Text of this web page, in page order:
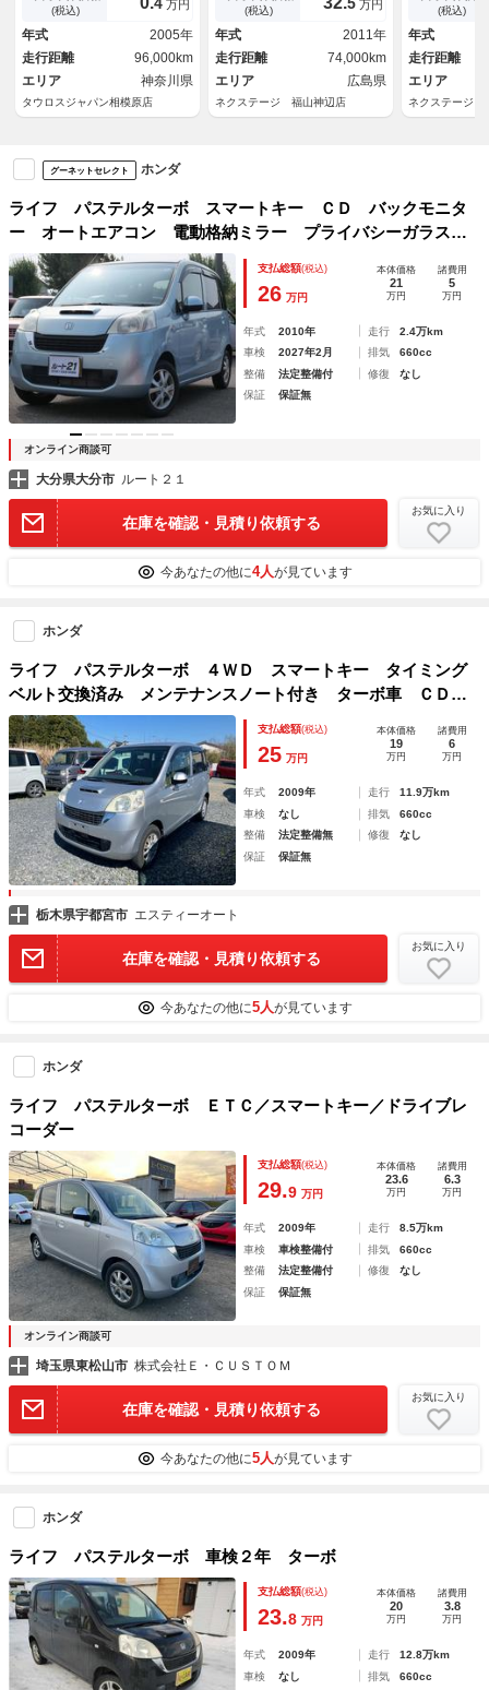
(税込) 万円
年式
2005年
走行距離
96,000km
エリア
神奈川県
タウロスジャパン相模原店
プライバシーガラス 電動格納
ミラー
(税込) 万円
年式
2011年
走行距離
74,000km
エリア
広島県
ネクステージ 福山神辺店
トレベライザ
(税込)
年式
走行距離
エリア
ネクステージ
グーネットセレクト ホンダ
ライフ パステルターボ スマートキー ＣＤ バックモニタ
ー オートエアコン 電動格納ミラー プライバシーガラス
セキュリティ パワーステアリング パワーウィンドウ
支払総額(税込)
26 万円
本体価格
21
万円
諸費用
5
万円
年式 2010年 走行
2.4万km
車検
2027年2月 排気
660cc
整備
法定整備付 修復
なし
保証
保証無
オンライン商談可
大分県大分市 ルート２１
在庫を確認・見積り依頼する
お気に入り
今あなたの他に4人が見ています
ホンダ
ライフ パステルターボ ４ＷＤ スマートキー タイミング
ベルト交換済み メンテナンスノート付き ターボ車 ＣＤ
ベンチシート 盗難防止システム ＡＢＳ エアコン パワー
ステアリング １３インチアルミホイール
支払総額(税込)
25 万円
本体価格
19
万円
諸費用
6
万円
年式 2009年 走行
11.9万km
車検
なし 排気
660cc
整備
法定整備無 修復
なし
保証
保証無
栃木県宇都宮市 エスティーオート
在庫を確認・見積り依頼する
お気に入り
今あなたの他に5人が見ています
ホンダ
ライフ パステルターボ ＥＴＣ／スマートキー／ドライブレ
コーダー
支払総額(税込)
29.9 万円
本体価格
23.6
万円
諸費用
6.3
万円
年式 2009年 走行
8.5万km
車検
車検整備付 排気
660cc
整備
法定整備付 修復
なし
保証
保証無
オンライン商談可
埼玉県東松山市 株式会社Ｅ・ＣＵＳＴＯＭ
在庫を確認・見積り依頼する
お気に入り
今あなたの他に5人が見ています
ホンダ
ライフ パステルターボ 車検２年 ターボ
支払総額(税込)
23.8 万円
本体価格
20
万円
諸費用
3.8
万円
年式 2009年 走行
12.8万km
車検
なし 排気
660cc